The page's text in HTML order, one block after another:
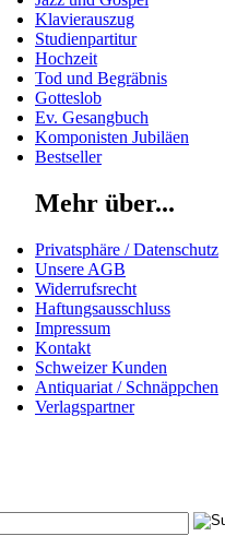
Klavierauszug
Studienpartitur
Hochzeit
Tod und Begräbnis
Gotteslob
Ev. Gesangbuch
Komponisten Jubiläen
Bestseller
Mehr über...
Privatsphäre / Datenschutz
Unsere AGB
Widerrufsrecht
Haftungsausschluss
Impressum
Kontakt
Schweizer Kunden
Antiquariat / Schnäppchen
Verlagspartner